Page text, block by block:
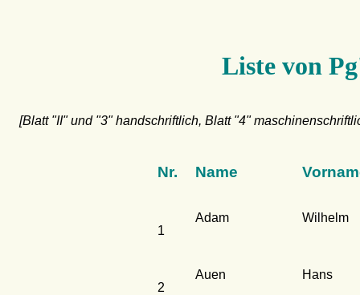
Liste von
[Blatt "II" und "3" handschriftlich, Blatt "4"
Nr. Name
1
Adam Wilhelm
2
Auen Hans